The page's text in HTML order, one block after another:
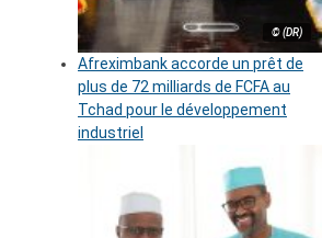
© (DR)
Afreximbank accorde un prêt de
plus de 72 milliards de FCFA au
Tchad pour le développement
industriel